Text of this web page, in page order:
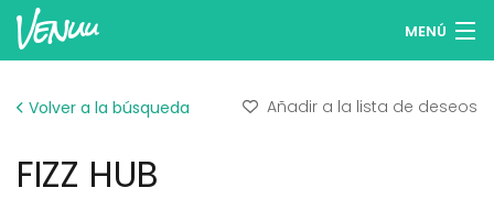
MENÚ
Volver a la búsqueda Añadir a la lista de deseos
FIZZ HUB